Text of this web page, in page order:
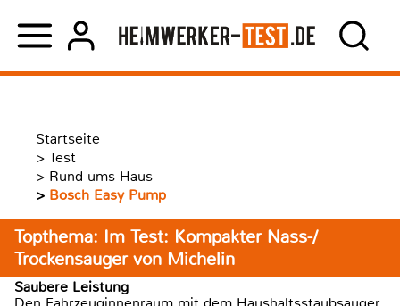
Startseite
> Test
> Rund ums Haus
> Bosch Easy Pump
Topthema: Im Test: Kompakter Nass-/
Trockensauger von Michelin
Saubere Leistung